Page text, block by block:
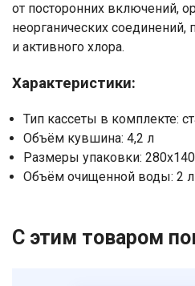
от посторонних включений,
неорганических соединений,
и активного хлора.
Характеристики:
Тип кассеты в комплекте:
Объём кувшина: 4,2 л
Размеры упаковки:
Объём очищенной воды: 2 л
С этим товаром
Ваше имя
Отправить
Нажимая на кнопку
соглашаетесь на